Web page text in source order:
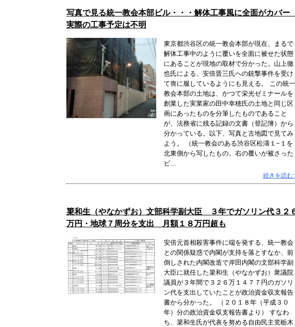
写真で見る統一教会本部ビル・・・解体工事風に全面がカバ
実際の工事予定は不明
東京都渋谷区の統一教会本部が現在、まるで
解体工事中のように覆いを全面に被せた状態
にあることが現地の取材で分かった。山上徹
也氏による、安倍晋三氏への銃撃事件を受け
て喪に服しているようにも見える。 この統一
教会本部の土地は、かつて栄光ゼミナールを
創業した実業家の田中幸穂氏の土地と同じ区
画にあったものを分筆したものであること
が、法務省に残る記録の文書（登記簿）から
分かっている。以下、写真と古地図で見てみ
よう。 （統一教会のある渋谷区松濤１−１を
北東側から写したもの。右の覆いが被さった
ビ...
続きを読
簗和生（やなかずお）文部科学副大臣 ３年でガソリン代３２
万円・地球７周分を支出 月額１８万円超も
安倍元首相殺害事件に端を発する、統一教会
との関係疑惑で内閣が支持を落とすなか、前
倒しされた内閣改造で岸田内閣の文部科学副
大臣に就任した簗和生（やなかずお）衆議院
議員が３年間で３２６万１４７７円のガソリ
ン代を支出していたことが政治資金収支報告
書から分かった。 （２０１８年（平成３０
年）分の政治資金収支報告書より） すなわ
ち、簗和生氏が代表を努める自由民主党栃木